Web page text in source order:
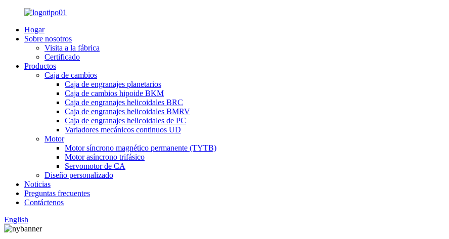
Hogar
Sobre nosotros
Visita a la fábrica
Certificado
Productos
Caja de cambios
Caja de engranajes planetarios
Caja de cambios hipoide BKM
Caja de engranajes helicoidales BRC
Caja de engranajes helicoidales BMRV
Caja de engranajes helicoidales de PC
Variadores mecánicos continuos UD
Motor
Motor síncrono magnético permanente (TYTB)
Motor asíncrono trifásico
Servomotor de CA
Diseño personalizado
Noticias
Preguntas frecuentes
Contáctenos
English